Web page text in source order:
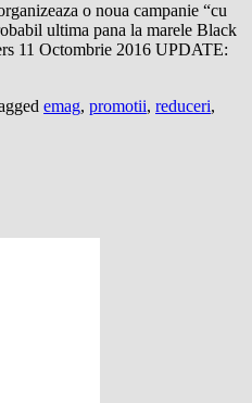
o noua campanie “cu
ultima pana la marele Black
11 Octombrie 2016 UPDATE:
emag, promotii, reduceri,